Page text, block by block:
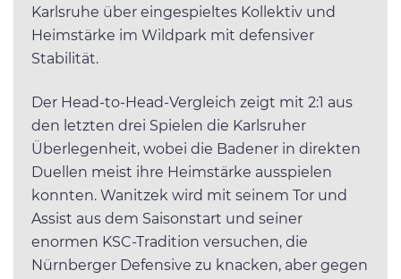
Karlsruhe über eingespieltes Kollektiv und
Heimstärke im Wildpark mit defensiver
Stabilität.
Der Head-to-Head-Vergleich zeigt mit 2:1 aus
den letzten drei Spielen die Karlsruher
Überlegenheit, wobei die Badener in direkten
Duellen meist ihre Heimstärke ausspielen
konnten. Wanitzek wird mit seinem Tor und
Assist aus dem Saisonstart und seiner
enormen KSC-Tradition versuchen, die
Nürnberger Defensive zu knacken, aber gegen